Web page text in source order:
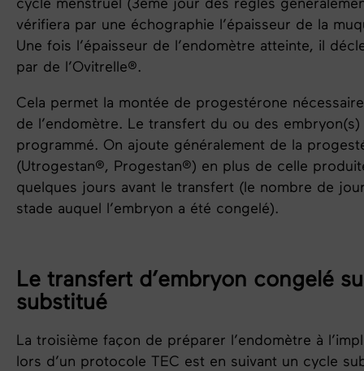
cycle menstruel
(3ème jour des règles
vérifiera par une échographie l’épaisseur de l a
Une fois l’épaisseur de l’endomètre atteinte, il
par de l’Ovitrelle®.
Cela permet la montée de progestérone
de l’endomètre. Le transfert du ou des
programmé. On ajoute généralement de la
(Utrogestan®, Progestan®) en plus de celle
quelques jours avant le transfert (le nombre de
stade auquel l’embryon a été congelé).
Le transfert d’embryon congelé
substitué
La troisième façon de préparer l’endomètre à
lors d’un protocole TEC est en suivant un cycle